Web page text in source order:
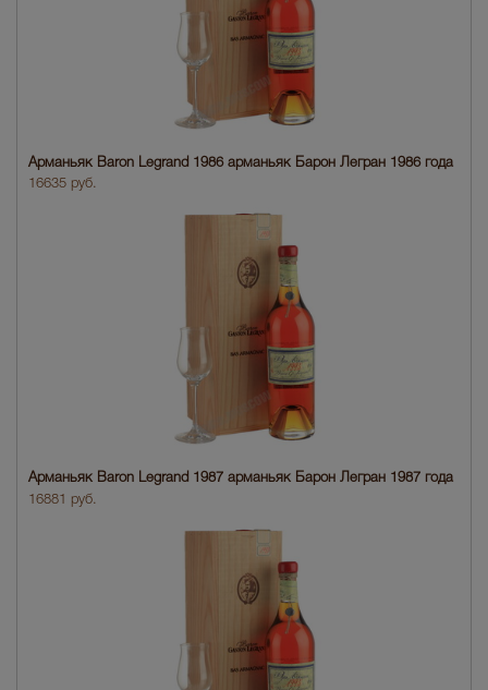
Арманьяк Baron Legrand 1986 арманьяк Барон Легран 1986 года
16635 руб.
Арманьяк Baron Legrand 1987 арманьяк Барон Легран 1987 года
16881 руб.